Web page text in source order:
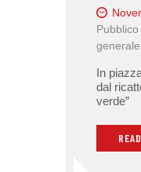
generale
In
dal
verde”